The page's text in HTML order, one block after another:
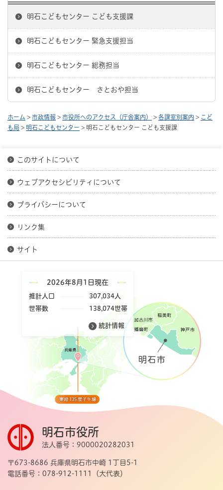
明石こどもセンター こども支援課
明石こどもセンター 緊急支援担当
明石こどもセンター 総務担当
明石こどもセンター さとおや担当
ホーム > 市政情報 > 市役所へのアクセス（庁舎案内） > 各課室別案内 > こど
も局 > 明石こどもセンター > 明石こどもセンター こども支援課
このサイトについて
ウェブアクセシビリティについて
プライバシーについて
リンク集
サイト
2026年8月1日現在
推計人口
307,034人
世帯数
138,074世帯
統計情報
明石市役所
法人番号：9000020282031
〒673-8686 兵庫県明石市中崎 1丁目5-1
電話番号：078-912-1111（大代表）